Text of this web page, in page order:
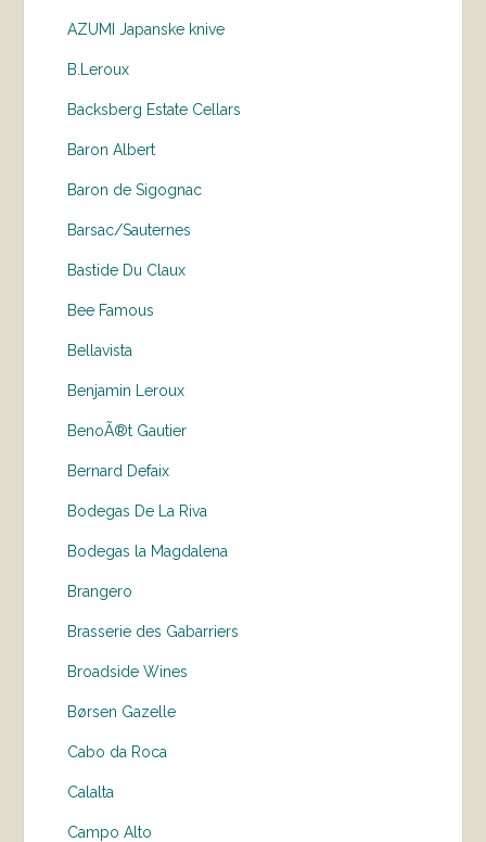
AZUMI Japanske knive
B.Leroux
Backsberg Estate Cellars
Baron Albert
Baron de Sigognac
Barsac/Sauternes
Bastide Du Claux
Bee Famous
Bellavista
Benjamin Leroux
BenoÃ®t Gautier
Bernard Defaix
Bodegas De La Riva
Bodegas la Magdalena
Brangero
Brasserie des Gabarriers
Broadside Wines
Børsen Gazelle
Cabo da Roca
Calalta
Campo Alto